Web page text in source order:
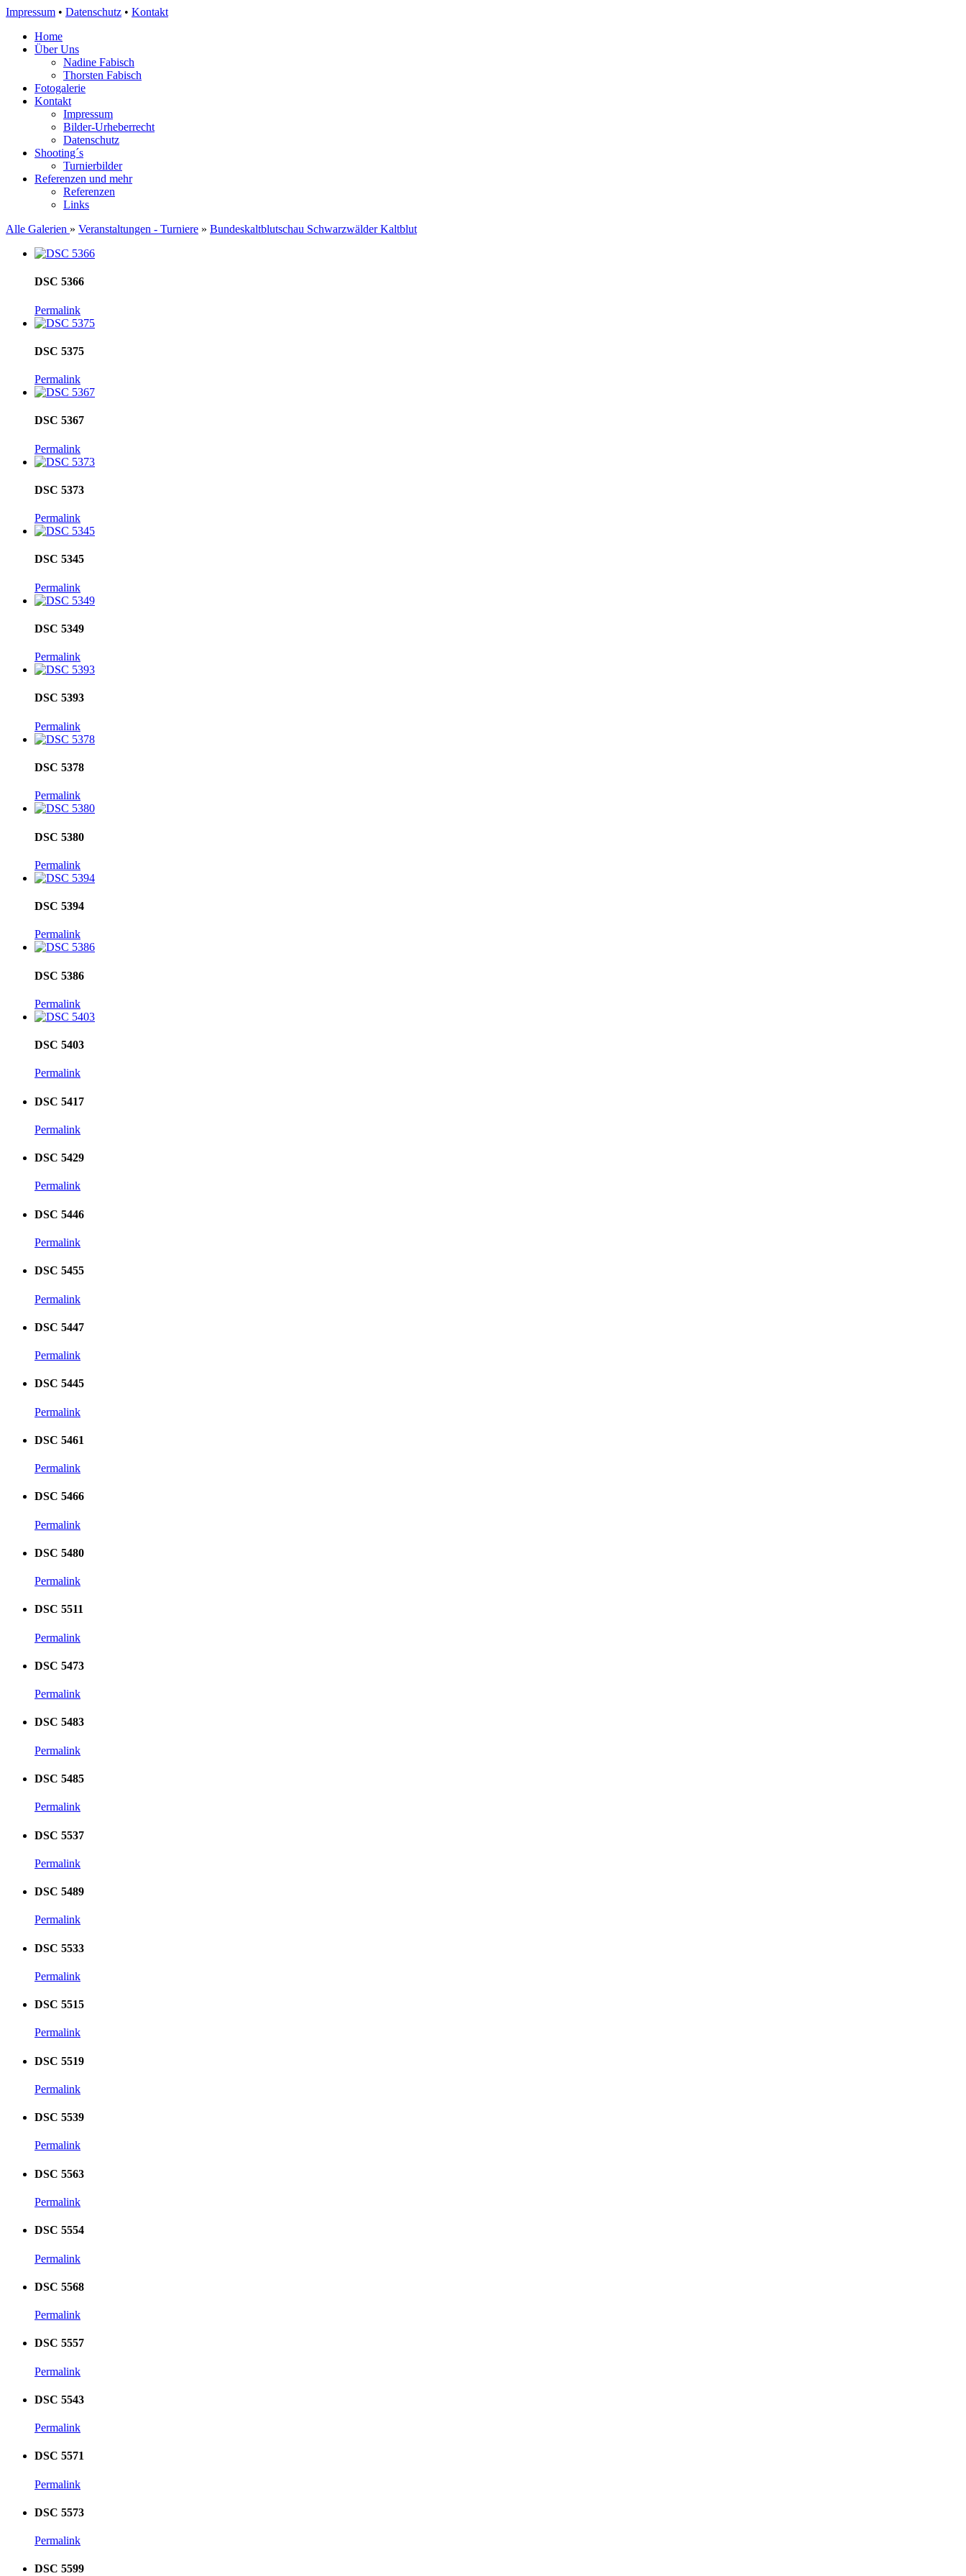
Impressum • Datenschutz • Kontakt
Home
Über Uns
Nadine Fabisch
Thorsten Fabisch
Fotogalerie
Kontakt
Impressum
Bilder-Urheberrecht
Datenschutz
Shooting´s
Turnierbilder
Referenzen und mehr
Referenzen
Links
Alle Galerien » Veranstaltungen - Turniere » Bundeskaltblutschau Schwarzwälder Kaltblut
DSC 5366
Permalink
DSC 5375
Permalink
DSC 5367
Permalink
DSC 5373
Permalink
DSC 5345
Permalink
DSC 5349
Permalink
DSC 5393
Permalink
DSC 5378
Permalink
DSC 5380
Permalink
DSC 5394
Permalink
DSC 5386
Permalink
DSC 5403
Permalink
DSC 5417
Permalink
DSC 5429
Permalink
DSC 5446
Permalink
DSC 5455
Permalink
DSC 5447
Permalink
DSC 5445
Permalink
DSC 5461
Permalink
DSC 5466
Permalink
DSC 5480
Permalink
DSC 5511
Permalink
DSC 5473
Permalink
DSC 5483
Permalink
DSC 5485
Permalink
DSC 5537
Permalink
DSC 5489
Permalink
DSC 5533
Permalink
DSC 5515
Permalink
DSC 5519
Permalink
DSC 5539
Permalink
DSC 5563
Permalink
DSC 5554
Permalink
DSC 5568
Permalink
DSC 5557
Permalink
DSC 5543
Permalink
DSC 5571
Permalink
DSC 5573
Permalink
DSC 5599